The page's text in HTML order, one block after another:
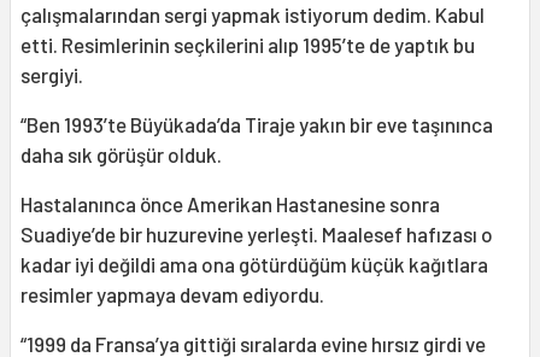
çalışmalarından sergi yapmak istiyorum dedim. Kabul
etti. Resimlerinin seçkilerini alıp 1995’te de yaptık bu
sergiyi.
“​​Ben 1993’te Büyükada’da Tiraje yakın bir eve taşınınca
daha sık görüşür olduk.
Hastalanınca önce Amerikan Hastanesine sonra
Suadiye’de bir huzurevine yerleşti. Maalesef hafızası o
kadar iyi değildi ama ona götürdüğüm küçük kağıtlara
resimler yapmaya devam ediyordu.
“1999 da Fransa’ya gittiği sıralarda evine hırsız girdi ve